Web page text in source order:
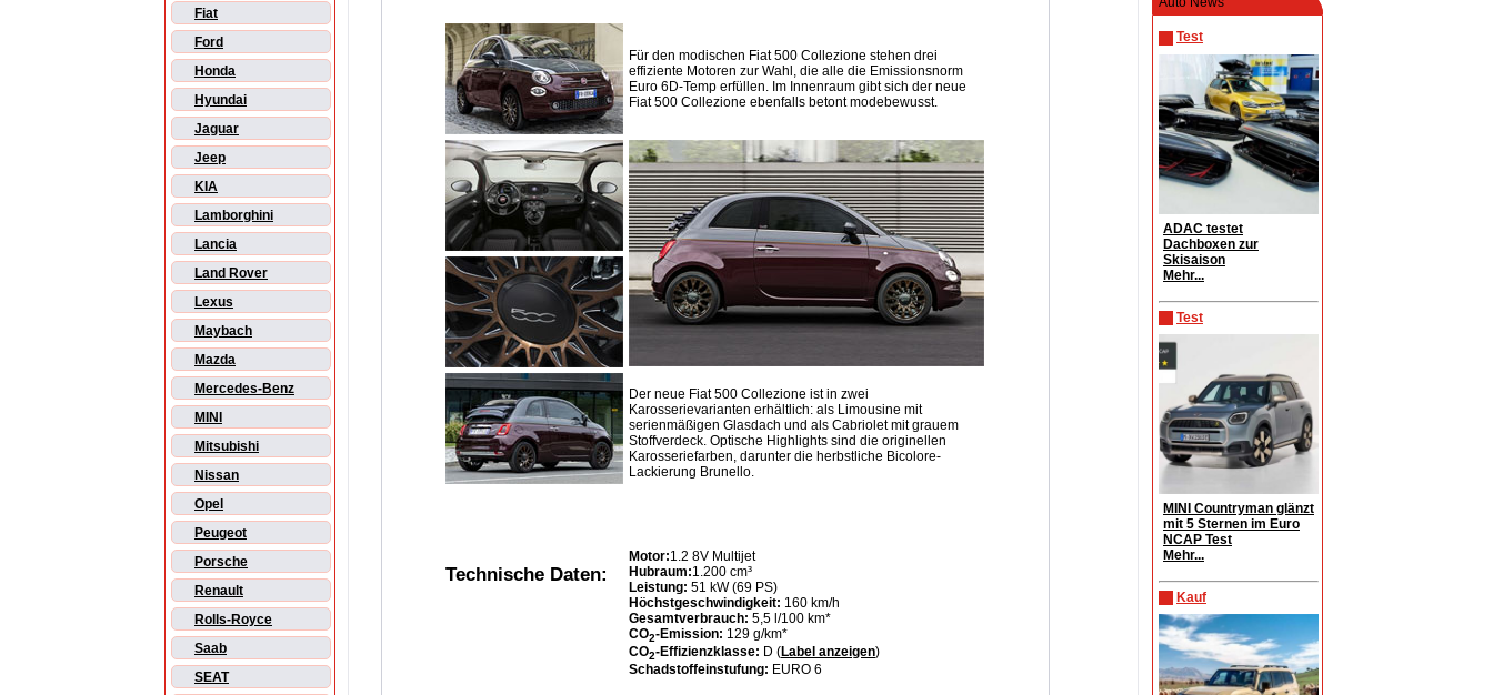
Fiat
Ford
Honda
Hyundai
Jaguar
Jeep
KIA
Lamborghini
Lancia
Land Rover
Lexus
Maybach
Mazda
Mercedes-Benz
MINI
Mitsubishi
Nissan
Opel
Peugeot
Porsche
Renault
Rolls-Royce
Saab
SEAT
Test
ADAC testet
Dachboxen zur
Skisaison
Mehr...
Test
MINI Countryman glänzt
mit 5 Sternen im Euro
NCAP Test
Mehr...
Kauf
Für den modischen Fiat 500 Collezione stehen drei
effiziente Motoren zur Wahl, die alle die Emissionsnorm
Euro 6D-Temp erfüllen. Im Innenraum gibt sich der neue
Fiat 500 Collezione ebenfalls betont modebewusst.
Der neue Fiat 500 Collezione ist in zwei
Karosserievarianten erhältlich: als Limousine mit
serienmäßigen Glasdach und als Cabriolet mit grauem
Stoffverdeck. Optische Highlights sind die originellen
Karosseriefarben, darunter die herbstliche Bicolore-
Lackierung Brunello.
Technische Daten:
Motor:1.2 8V Multijet
Hubraum:1.200 cm³
Leistung: 51 kW (69 PS)
Höchstgeschwindigkeit: 160 km/h
Gesamtverbrauch: 5,5 l/100 km*
CO2-Emission: 129 g/km*
CO2-Effizienzklasse: D (Label anzeigen)
Schadstoffeinstufung: EURO 6